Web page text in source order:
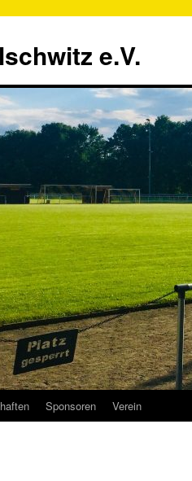
e.V.
Sponsoren Verein